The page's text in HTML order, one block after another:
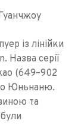
із лінійки
Назва серії
(649–902
Юньнаню.
та